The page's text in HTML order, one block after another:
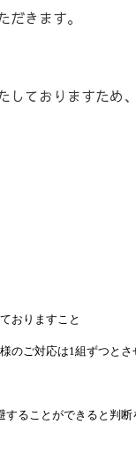
きます。
ておりますため
おりますこと
のご対応は1組ずつと
することができると判